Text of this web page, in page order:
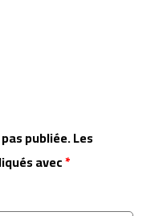
publiée.Les
avec*